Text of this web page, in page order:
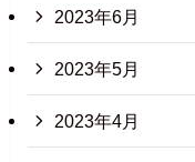
2023年6月
2023年5月
2023年4月